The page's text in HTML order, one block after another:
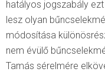
hatályos jogszabály
lesz olyan
módosítása
nem évülő
Tamás sérelmére